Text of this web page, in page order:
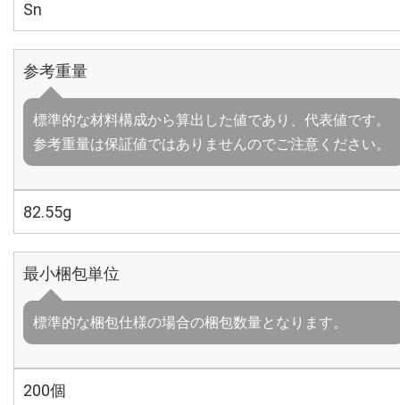
Sn
参考重量
標準的な材料構成から算出した値であり、代表値です。
参考重量は保証値ではありませんのでご注意ください。
82.55g
最小梱包単位
標準的な梱包仕様の場合の梱包数量となります。
200個